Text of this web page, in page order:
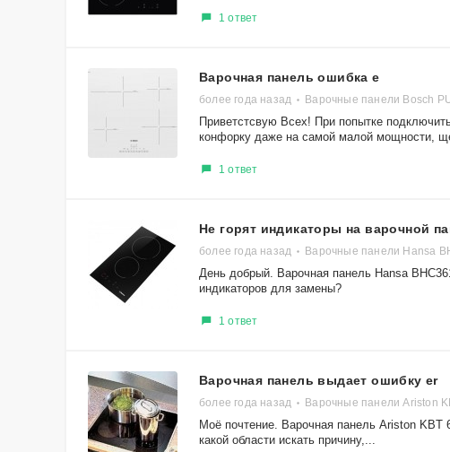
1 ответ
Варочная панель ошибка е
более года назад Варочные панели Bosch
Приветстсвую Всех! При попытке
конфорку даже на самой малой мощности,
1 ответ
Не горят индикаторы на варочной
более года назад Варочные панели Hansa
День добрый. Варочная панель Hansa
индикаторов для замены?
1 ответ
Варочная панель выдает ошибку er
более года назад Варочные панели Ariston
Моё почтение. Варочная панель Ariston KBT
какой области искать причину,...